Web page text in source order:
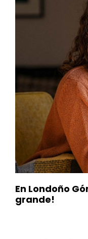
En Londoño
grande!